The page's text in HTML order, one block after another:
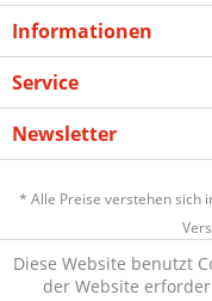
Informationen
Service
Newsletter
* Alle Preise verstehen sich
Diese Website benutzt
der Website